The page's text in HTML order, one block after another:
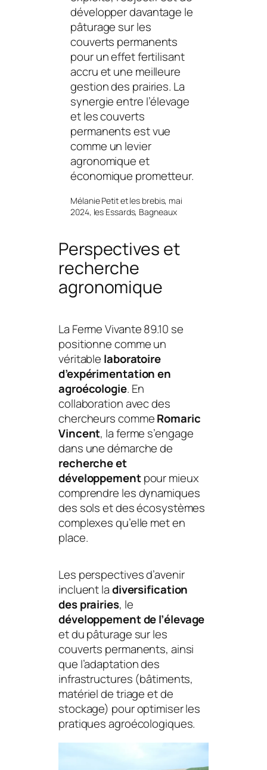
développer davantage le
pâturage sur les
couverts permanents
pour un effet fertilisant
accru et une meilleure
gestion des prairies. La
synergie entre l’élevage
et les couverts
permanents est vue
comme un levier
agronomique et
économique prometteur.
Mélanie Petit et les brebis, mai
2024, les Essards, Bagneaux
Perspectives et
recherche
agronomique
La Ferme Vivante 89.10 se
positionne comme un
véritable laboratoire
d’expérimentation en
agroécologie. En
collaboration avec des
chercheurs commeRomaric
Vincent, la ferme s’engage
dans une démarche de
recherche et
développementpour mieux
comprendre les dynamiques
des sols et des écosystèmes
complexes qu’elle met en
place.
Les perspectives d’avenir
incluent ladiversification
des prairies, le
développement de l’élevage
et du pâturage sur les
couverts permanents, ainsi
que l’adaptation des
infrastructures (bâtiments,
matériel de triage et de
stockage) pour optimiser les
pratiques agroécologiques.